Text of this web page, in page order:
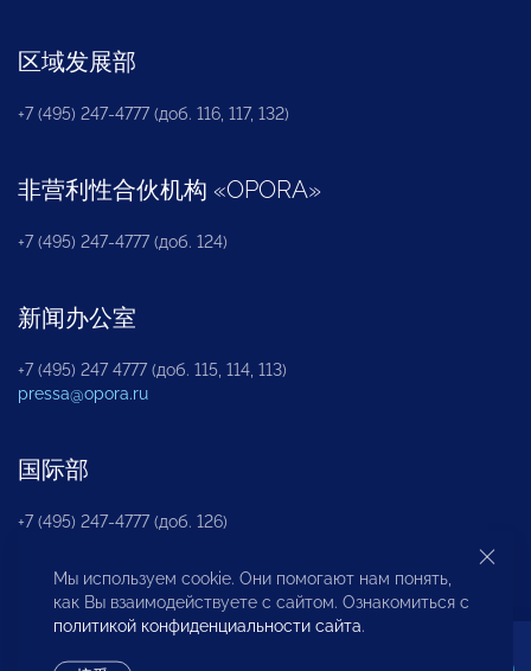
区域发展部
+7 (495) 247-4777 (доб. 116, 117, 132)
非营利性合伙机构 «OPORA»
+7 (495) 247-4777 (доб. 124)
新闻办公室
+7 (495) 247 4777 (доб. 115, 114, 113)
pressa@opora.ru
国际部
+7 (495) 247-4777 (доб. 126)
商投权益保护部
Мы используем cookie. Они помогают нам понять,
как Вы взаимодействуете с сайтом. Ознакомиться с
политикой конфиденциальности сайта.